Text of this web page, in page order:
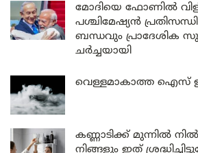
മോദിയെ ഫോണിൽ
പശ്ചിമേഷ്യൻ
ബന്ധവും പ്രാദേശിക
ചർച്ചയായി
വെള്ളമാകാത്ത ഐസ്
കണ്ണാടിക്ക് മുന്നിൽ
നിങ്ങളും ഇത്